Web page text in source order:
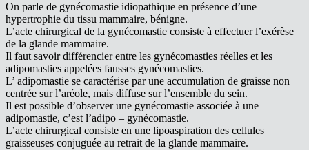
On parle de gynécomastie idiopathique en présence d’une
hypertrophie du tissu mammaire, bénigne.
L’acte chirurgical de la gynécomastie consiste à effectuer l’exérèse
de la glande mammaire.
Il faut savoir différencier entre les gynécomasties réelles et les
adipomasties appelées fausses gynécomasties.
L’ adipomastie se caractérise par une accumulation de graisse non
centrée sur l’aréole, mais diffuse sur l’ensemble du sein.
Il est possible d’observer une gynécomastie associée à une
adipomastie, c’est l’adipo – gynécomastie.
L’acte chirurgical consiste en une lipoaspiration des cellules
graisseuses conjuguée au retrait de la glande mammaire.